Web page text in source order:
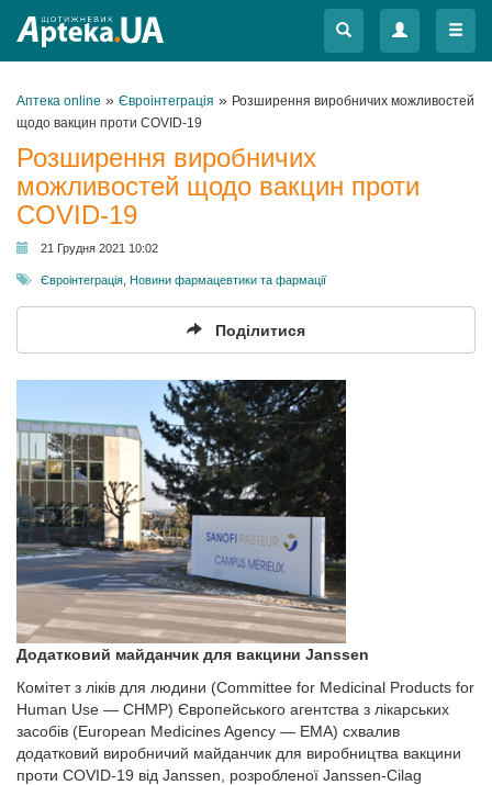
Меню
Меню
Аптека online » Євроінтеграція » Розширення виробничих можливостей
щодо вакцин проти COVID-19
Розширення виробничих
можливостей щодо вакцин проти
COVID-19
21 Грудня 2021 10:02
Євроінтеграція Новини фармацевтики та фармації
Поділитися
Додатковий майданчик для вакцини Janssen
Комітет з ліків для людини (Committee for Medicinal Products for
Human Use — CHMP) Європейського агентства з лікарських
засобів (European Medicines Agency — EMA) схвалив
додатковий виробничий майданчик для виробництва вакцини
проти COVID-19 від Janssen, розробленої Janssen-Cilag